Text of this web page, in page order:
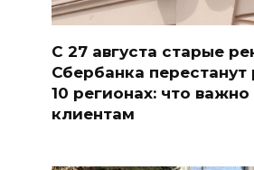
С 27 августа старые
Сбербанка перестанут
10 регионах: что важно
клиентам